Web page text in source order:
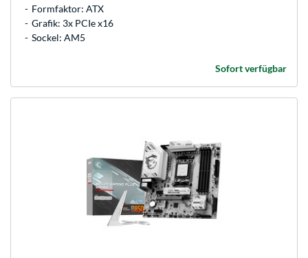
Formfaktor: ATX
Grafik: 3x PCIe x16
Sockel: AM5
Sofort verfügbar